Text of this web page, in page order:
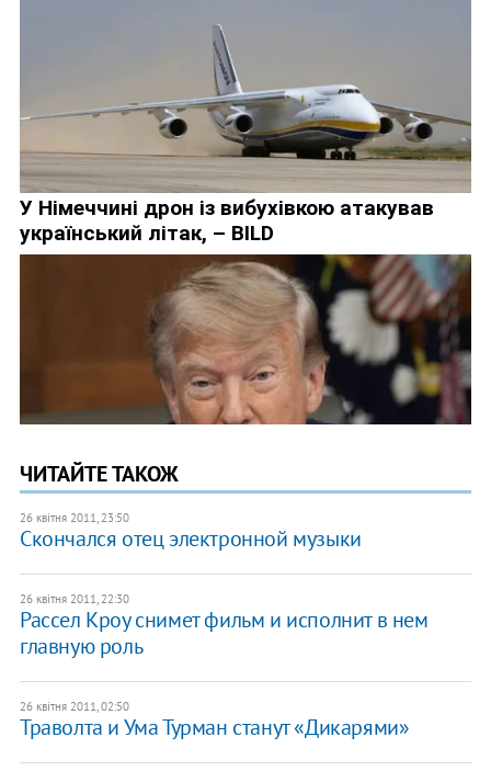
ЧИТАЙТЕ ТАКОЖ
26 квітня 2011, 23:50
Скончался отец электронной музыки
26 квітня 2011, 22:30
Рассел Кроу снимет фильм и исполнит в нем
главную роль
26 квітня 2011, 02:50
Траволта и Ума Турман станут «Дикарями»